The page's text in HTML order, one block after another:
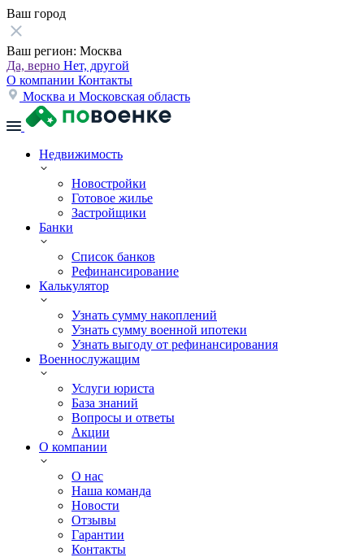
Ваш город
Ваш регион: Москва
Да, верно Нет, другой
О компании Контакты
Москва и Московская область
Недвижимость
Новостройки
Готовое жилье
Застройщики
Банки
Список банков
Рефинансирование
Калькулятор
Узнать сумму накоплений
Узнать сумму военной ипотеки
Узнать выгоду от рефинансирования
Военнослужащим
Услуги юриста
База знаний
Вопросы и ответы
Акции
О компании
О нас
Наша команда
Новости
Отзывы
Гарантии
Контакты